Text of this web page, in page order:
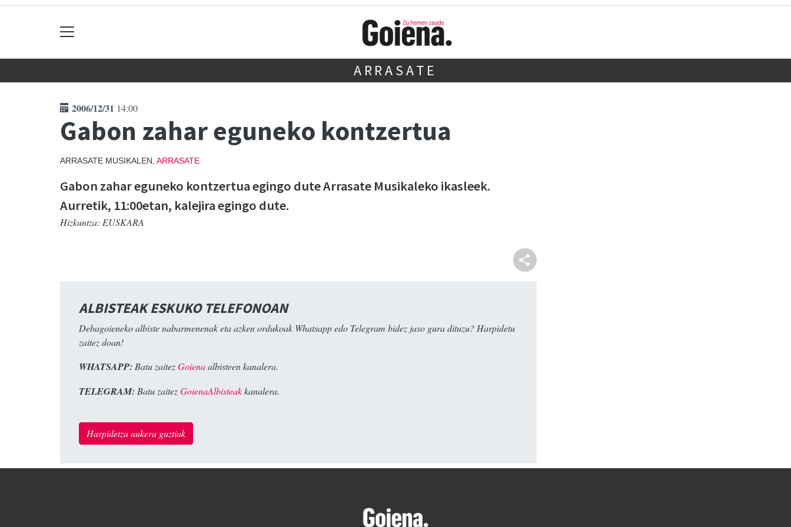
ARRASATE
2006/12/31 14:00
Gabon zahar eguneko kontzertua
ARRASATE MUSIKALEN, ARRASATE
Gabon zahar eguneko kontzertua egingo dute Arrasate Musikaleko ikasleek.
Aurretik, 11:00etan, kalejira egingo dute.
Hizkuntza: EUSKARA
ALBISTEAK ESKUKO TELEFONOAN
Debagoieneko albiste nabarmenenak eta azken ordukoak Whatsapp edo Telegram bidez jaso gura dituzu? Harpidetu
zaitez doan!
WHATSAPP: Batu zaitezGoienaalbisteen kanalera.
TELEGRAM: Batu zaitezGoienaAlbisteakkanalera.
Harpidetza aukera guztiak